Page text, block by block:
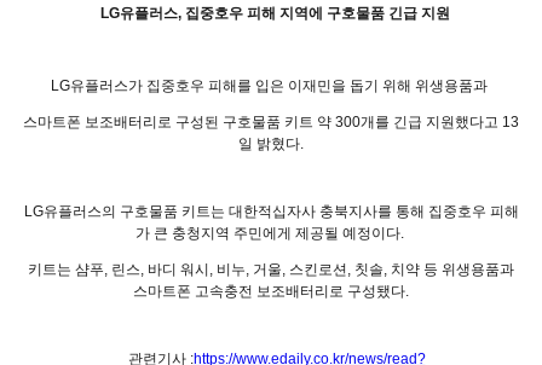
LG유플러스, 집중호우 피해 지역에 구호물품 긴급 지원
LG유플러스가 집중호우 피해를 입은 이재민을 돕기 위해 위생용품과
스마트폰 보조배터리로 구성된 구호물품 키트 약 300개를 긴급 지원했다고 13
일 밝혔다.
LG유플러스의 구호물품 키트는 대한적십자사 충북지사를 통해 집중호우 피해
가 큰 충청지역 주민에게 제공될 예정이다.
키트는 샴푸, 린스, 바디 워시, 비누, 거울, 스킨로션, 칫솔, 치약 등 위생용품과
스마트폰 고속충전 보조배터리로 구성됐다.
관련기사 :https://www.edaily.co.kr/news/read?